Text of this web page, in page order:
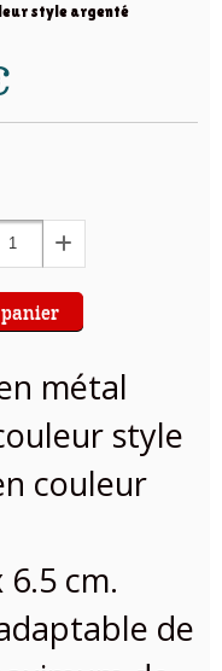
style argenté
métal
style
couleur
cm.
de